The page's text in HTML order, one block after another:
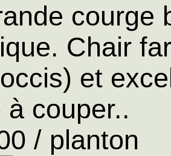
courge
Chair
et
à couper..
/ planton